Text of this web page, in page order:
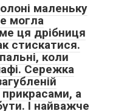
маленьку
могла
ця дрібниця
стискатися.
коли
Сережка
прикрасами, а
І найважче